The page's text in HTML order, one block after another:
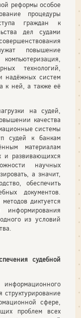
реформы особое
процедуры
граждан к
дел судами
повышение
технологий,
надёжных систем
к ней, а также её
на судей,
качества
системы
судей к банкам
материалам
и развивающихся
научных
а значит,
обеспечить
документов.
диктуется
информирования
из условий
судебной
структурирование
сфере,
проблем всех